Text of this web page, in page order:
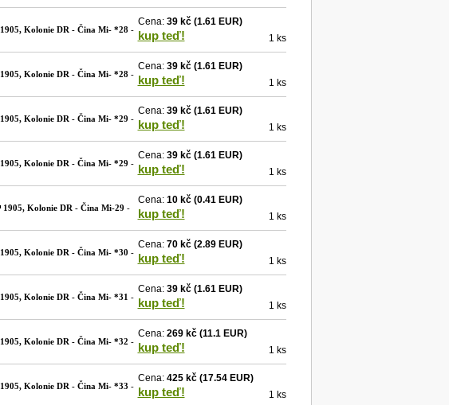
1905, Kolonie DR - Čina Mi- *28-
Cena: 39 kč(1.61 EUR)
kup teď! 1 ks
1905, Kolonie DR - Čina Mi- *28-
Cena: 39 kč(1.61 EUR)
kup teď! 1 ks
1905, Kolonie DR - Čina Mi- *29 -
Cena: 39 kč(1.61 EUR)
kup teď! 1 ks
1905, Kolonie DR - Čina Mi- *29 -
Cena: 39 kč(1.61 EUR)
kup teď! 1 ks
1905, Kolonie DR - Čina Mi-29 -
Cena: 10 kč(0.41 EUR)
kup teď! 1 ks
1905, Kolonie DR - Čina Mi- *30 -
Cena: 70 kč(2.89 EUR)
kup teď! 1 ks
1905, Kolonie DR - Čina Mi- *31 -
Cena: 39 kč(1.61 EUR)
kup teď! 1 ks
1905, Kolonie DR - Čina Mi- *32 -
Cena: 269 kč(11.1 EUR)
kup teď! 1 ks
1905, Kolonie DR - Čina Mi- *33 -
Cena: 425 kč(17.54 EUR)
kup teď! 1 ks